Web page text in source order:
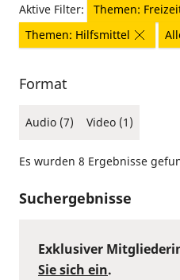
Aktive Filter: Themen:
Themen: Hilfsmittel
Format
Audio (7) Video (1)
Es wurden 8 Ergebnisse
Suchergebnisse
Exklusiver
Sie sich ein.